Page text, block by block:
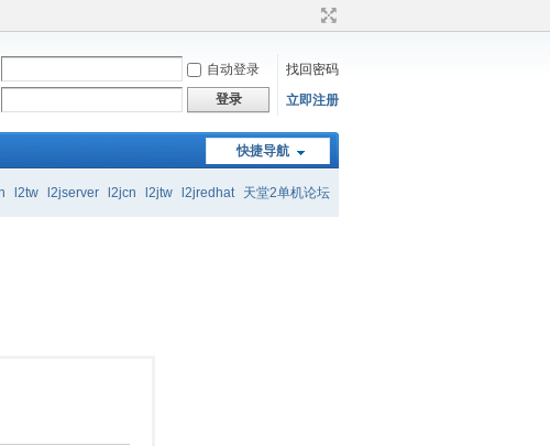
自动登录
找回密码
登录 立即注册
快捷导航
l2tw l2jserver l2jcn l2jtw l2jredhat 天堂2单机论坛
起交流学习